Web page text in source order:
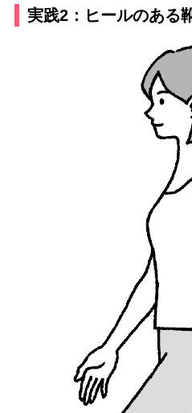
実践2：ヒールのある